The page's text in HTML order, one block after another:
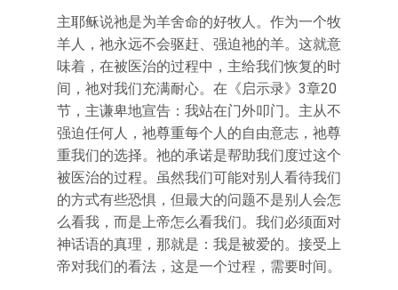
主耶稣说祂是为羊舍命的好牧人。作为一个牧
羊人，祂永远不会驱赶、强迫祂的羊。这就意
味着，在被医治的过程中，主给我们恢复的时
间，祂对我们充满耐心。在《启示录》3章20
节，主谦卑地宣告：我站在门外叩门。主从不
强迫任何人，祂尊重每个人的自由意志，祂尊
重我们的选择。祂的承诺是帮助我们度过这个
被医治的过程。虽然我们可能对别人看待我们
的方式有些恐惧，但最大的问题不是别人会怎
么看我，而是上帝怎么看我们。我们必须面对
神话语的真理，那就是：我是被爱的。接受上
帝对我们的看法，这是一个过程，需要时间。